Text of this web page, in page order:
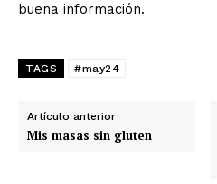
buena información.
TAGS #may24
Artículo anterior
Mis masas sin gluten